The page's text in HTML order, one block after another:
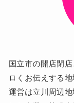
国立市の開店閉
ロくお伝えする地
運営は立川周辺